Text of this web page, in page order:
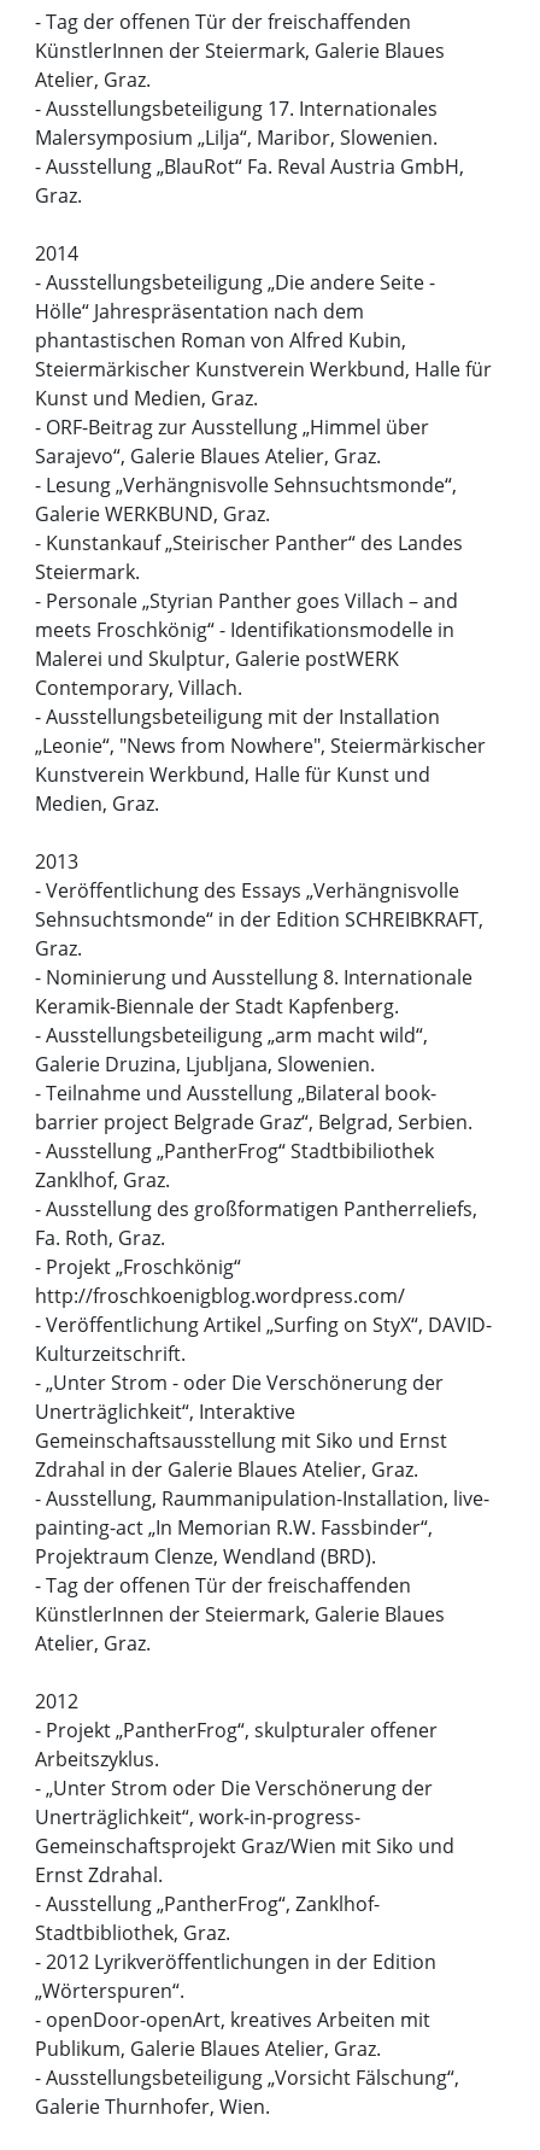
- Tag der offenen Tür der freischaffenden
KünstlerInnen der Steiermark, Galerie Blaues
Atelier, Graz.
- Ausstellungsbeteiligung 17. Internationales
Malersymposium „Lilja“, Maribor, Slowenien.
- Ausstellung „BlauRot“ Fa. Reval Austria GmbH,
Graz.
2014
- Ausstellungsbeteiligung „Die andere Seite -
Hölle“ Jahrespräsentation nach dem
phantastischen Roman von Alfred Kubin,
Steiermärkischer Kunstverein Werkbund, Halle für
Kunst und Medien, Graz.
- ORF-Beitrag zur Ausstellung „Himmel über
Sarajevo“, Galerie Blaues Atelier, Graz.
- Lesung „Verhängnisvolle Sehnsuchtsmonde“,
Galerie WERKBUND, Graz.
- Kunstankauf „Steirischer Panther“ des Landes
Steiermark.
- Personale „Styrian Panther goes Villach – and
meets Froschkönig“ - Identifikationsmodelle in
Malerei und Skulptur, Galerie postWERK
Contemporary, Villach.
- Ausstellungsbeteiligung mit der Installation
„Leonie“, "News from Nowhere", Steiermärkischer
Kunstverein Werkbund, Halle für Kunst und
Medien, Graz.
2013
- Veröffentlichung des Essays „Verhängnisvolle
Sehnsuchtsmonde“ in der Edition SCHREIBKRAFT,
Graz.
- Nominierung und Ausstellung 8. Internationale
Keramik-Biennale der Stadt Kapfenberg.
- Ausstellungsbeteiligung „arm macht wild“,
Galerie Druzina, Ljubljana, Slowenien.
- Teilnahme und Ausstellung „Bilateral book-
barrier project Belgrade Graz“, Belgrad, Serbien.
- Ausstellung „PantherFrog“ Stadtbibiliothek
Zanklhof, Graz.
- Ausstellung des großformatigen Pantherreliefs,
Fa. Roth, Graz.
- Projekt „Froschkönig“
http://froschkoenigblog.wordpress.com/
- Veröffentlichung Artikel „Surfing on StyX“, DAVID-
Kulturzeitschrift.
- „Unter Strom - oder Die Verschönerung der
Unerträglichkeit“, Interaktive
Gemeinschaftsausstellung mit Siko und Ernst
Zdrahal in der Galerie Blaues Atelier, Graz.
- Ausstellung, Raummanipulation-Installation, live-
painting-act „In Memorian R.W. Fassbinder“,
Projektraum Clenze, Wendland (BRD).
- Tag der offenen Tür der freischaffenden
KünstlerInnen der Steiermark, Galerie Blaues
Atelier, Graz.
2012
- Projekt „PantherFrog“, skulpturaler offener
Arbeitszyklus.
- „Unter Strom oder Die Verschönerung der
Unerträglichkeit“, work-in-progress-
Gemeinschaftsprojekt Graz/Wien mit Siko und
Ernst Zdrahal.
- Ausstellung „PantherFrog“, Zanklhof-
Stadtbibliothek, Graz.
- 2012 Lyrikveröffentlichungen in der Edition
„Wörterspuren“.
- openDoor-openArt, kreatives Arbeiten mit
Publikum, Galerie Blaues Atelier, Graz.
- Ausstellungsbeteiligung „Vorsicht Fälschung“,
Galerie Thurnhofer, Wien.